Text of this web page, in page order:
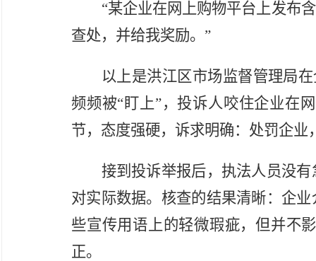
“某企业在网上购物平台上发布
查处，并给我奖励。”
以上是洪江区市场监督管理局
频频被“盯上”，投诉人咬住企业在
节，态度强硬，诉求明确：处罚企业
接到投诉举报后，执法人员没
对实际数据。核查的结果清晰：企
些宣传用语上的轻微瑕疵，但并不
正。